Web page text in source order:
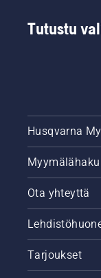
Tutustu
Husqvarna
Myymälähaku
Ota yhteyttä
Tarjoukset